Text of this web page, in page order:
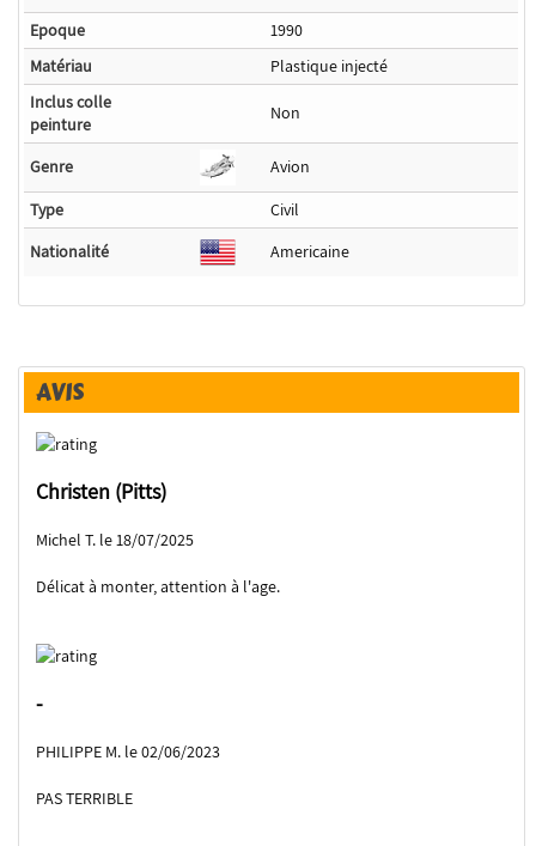
Epoque
1990
Matériau
Plastique injecté
Inclus colle
peinture
Non
Genre
Avion
Type
Civil
Nationalité
Americaine
AVIS
Christen (Pitts)
Michel T. le 18/07/2025
Délicat à monter, attention à l'age.
-
PHILIPPE M. le 02/06/2023
PAS TERRIBLE